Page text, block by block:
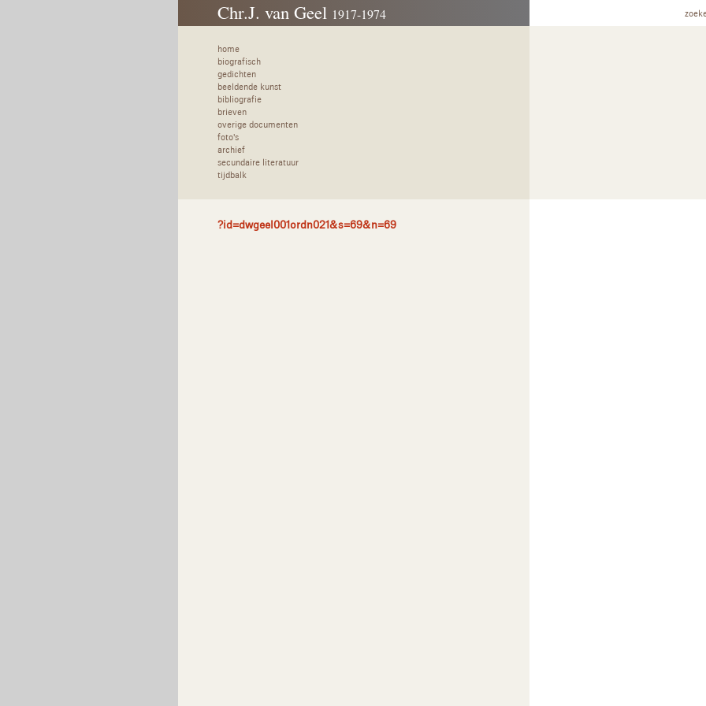
Chr.J. van Geel 1917-1974
home
biografisch
gedichten
beeldende kunst
bibliografie
brieven
overige documenten
foto's
archief
secundaire literatuur
tijdbalk
?id=dwgeel001ordn021&s=69&n=69